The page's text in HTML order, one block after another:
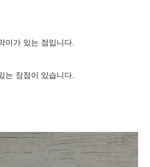
이가 있는 점입니다.
는 장점이 있습니다.